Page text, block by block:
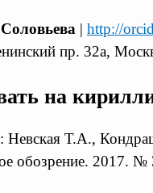
| http://
пр. 32а,
на
Невская Т.А.,
обозрение. 2017.